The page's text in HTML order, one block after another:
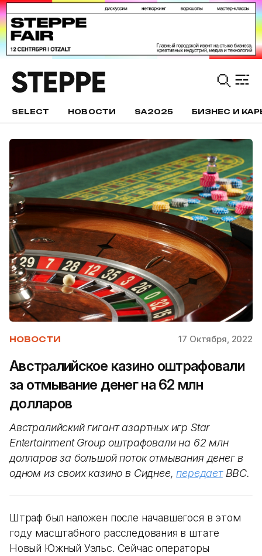
SELECT НОВОСТИ SA2025 БИЗНЕС И
НОВОСТИ 17 Октября, 2022
Австралийское казино оштрафовали
за отмывание денег на 62 млн
долларов
Австралийский гигант азартных игр Star
Entertainment Group оштрафовали на 62 млн
долларов за большой поток отмывания денег в
одном из своих казино в Сиднее,передаетBBC.
Штраф был наложен после начавшегося в этом
году масштабного расследования в штате
Новый Южный Уэльс. Сейчас операторы